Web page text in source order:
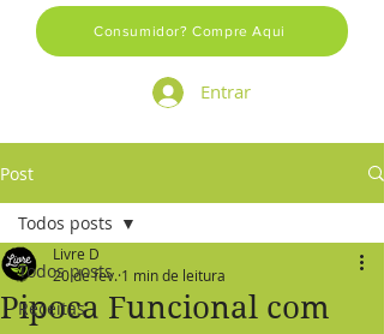
Consumidor? Compre Aqui
Entrar
Post
Todos posts
Receitas
Todos posts
Pipoca Funcional com
Livre D
20 de fev. 1 min de leitura